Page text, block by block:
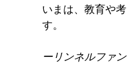
いまは、教育や
す。
ーリンネルファ